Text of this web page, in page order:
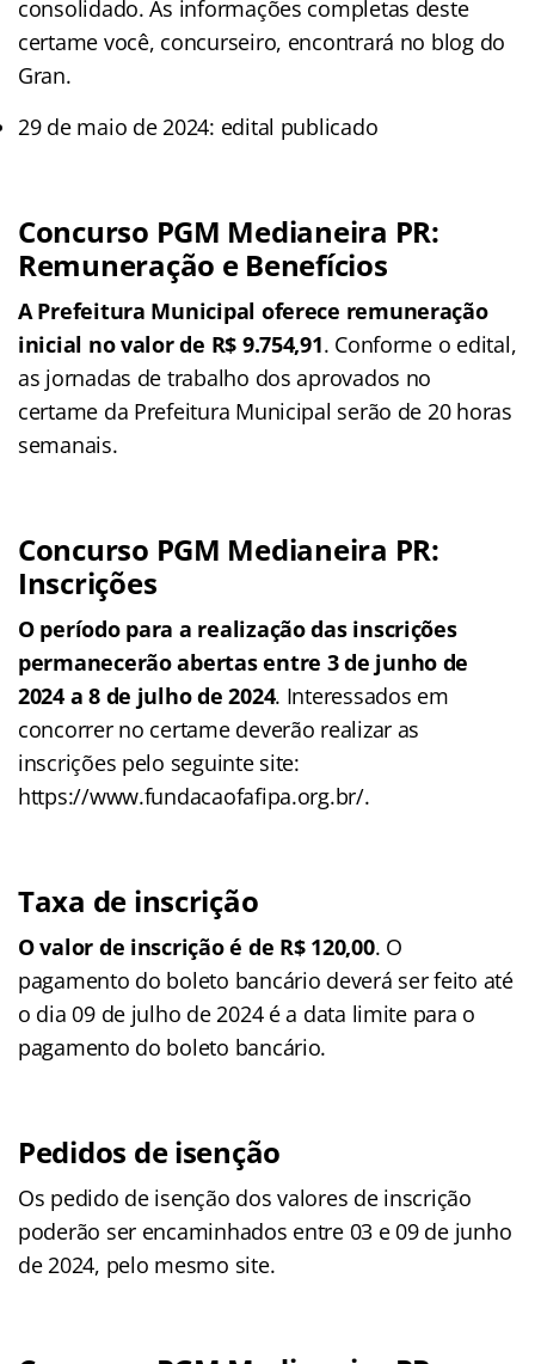
consolidado. As informações completas deste
certame você, concurseiro, encontrará no blog do
Gran.
29 de maio de 2024: edital publicado
Concurso PGM Medianeira PR:
Remuneração e Benefícios
A Prefeitura Municipal oferece remuneração
inicial no valor de R$ 9.754,91. Conforme o edital,
as jornadas de trabalho dos aprovados no
certame da Prefeitura Municipal serão de 20 horas
semanais.
Concurso PGM Medianeira PR:
Inscrições
O período para a realização das inscrições
permanecerão abertas entre 3 de junho de
2024 a 8 de julho de 2024. Interessados em
concorrer no certame deverão realizar as
inscrições pelo seguinte site:
https://www.fundacaofafipa.org.br/.
Taxa de inscrição
O valor de inscrição é de R$ 120,00. O
pagamento do boleto bancário deverá ser feito até
o dia 09 de julho de 2024 é a data limite para o
pagamento do boleto bancário.
Pedidos de isenção
Os pedido de isenção dos valores de inscrição
poderão ser encaminhados entre 03 e 09 de junho
de 2024, pelo mesmo site.